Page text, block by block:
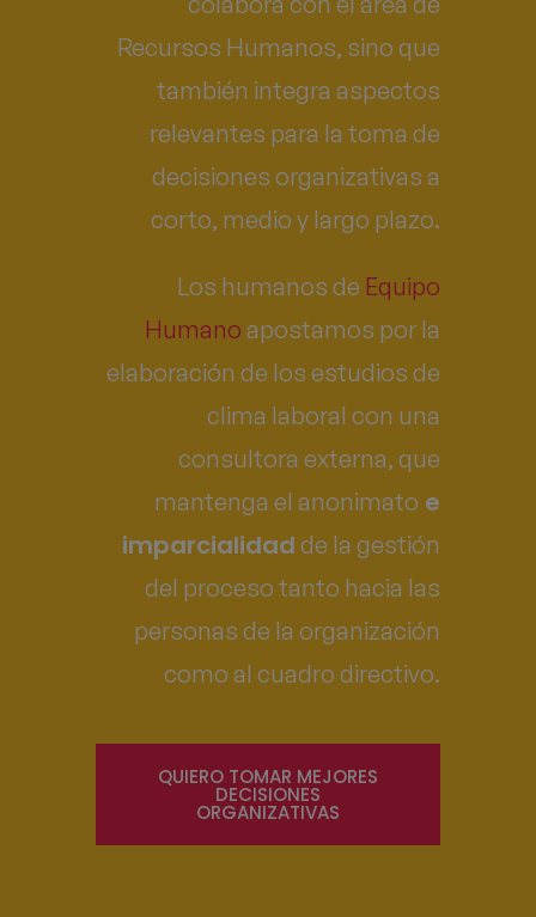
Recursos Humanos, sino que
también integra aspectos
relevantes para la toma de
decisiones organizativas a
corto, medio y largo plazo.
Los humanos de Equipo
Humano apostamos por la
elaboración de los estudios de
clima laboral con una
consultora externa, que
mantenga el anonimato e
imparcialidad de la gestión
del proceso tanto hacia las
personas de la organización
como al cuadro directivo.
QUIERO TOMAR MEJORES
DECISIONES
ORGANIZATIVAS